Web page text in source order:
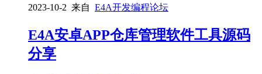
2023-10-2 来自 E4A开发编程论坛
E4A安卓APP仓库管理软件工具源码
分享